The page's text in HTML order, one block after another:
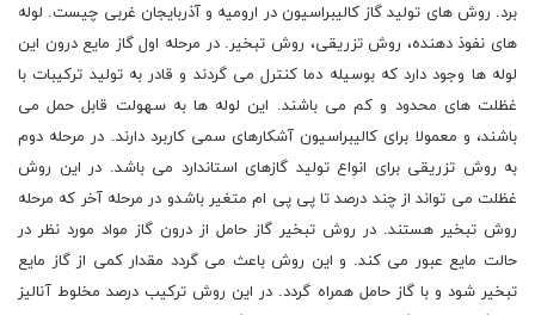
برد. روش های تولید گاز کالیبراسیون در ارومیه و آذربایجان غربی چیست. لوله
های نفوذ دهنده، روش تزریقی، روش تبخیر. در مرحله اول گاز مایع درون این
لوله ها وجود دارد که بوسیله دما کنترل می گردند و قادر به تولید ترکیبات با
غظلت های محدود و کم می باشند. این لوله ها به سهولت قابل حمل می
باشند، و معمولا برای کالیبراسیون آشکارهای سمی کاربرد دارند. در مرحله دوم
به روش تزریقی برای انواع تولید گازهای استاندارد می باشد. در این روش
غظلت می تواند از چند درصد تا پی پی ام متغیر باشدو در مرحله آخر که مرحله
روش تبخیر هستند. در روش تبخیر گاز حامل از درون گاز مواد مورد نظر در
حالت مایع عبور می کند. و این روش باعث می گردد مقدار کمی از گاز مایع
تبخیر شود و با گاز حامل همراه گردد. در این روش ترکیب درصد مخلوط آنالیز